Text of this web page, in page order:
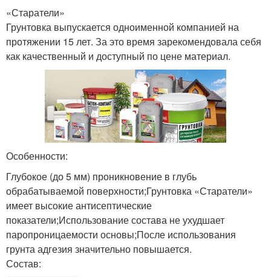
«Старатели»
Грунтовка выпускается одноименной компанией на
протяжении 15 лет. За это время зарекомендовала себя
как качественный и доступный по цене материал.
Особенности:
Глубокое (до 5 мм) проникновение в глубь
обрабатываемой поверхности;Грунтовка «Старатели»
имеет высокие антисептические
показатели;Использование состава не ухудшает
паропроницаемости основы;После использования
грунта адгезия значительно повышается.
Состав: